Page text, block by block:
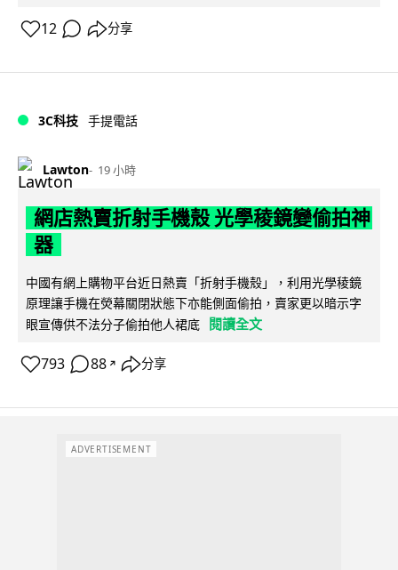
12 分享
3C科技 手提電話
Lawton 19 小時
網店熱賣折射手機殼 光學稜鏡變偷拍神
器
中國有網上購物平台近日熱賣「折射手機殼」，利用光學稜鏡
原理讓手機在熒幕關閉狀態下亦能側面偷拍，賣家更以暗示字
眼宣傳供不法分子偷拍他人裙底
閱讀全文
793 88 ↗ 分享
ADVERTISEMENT